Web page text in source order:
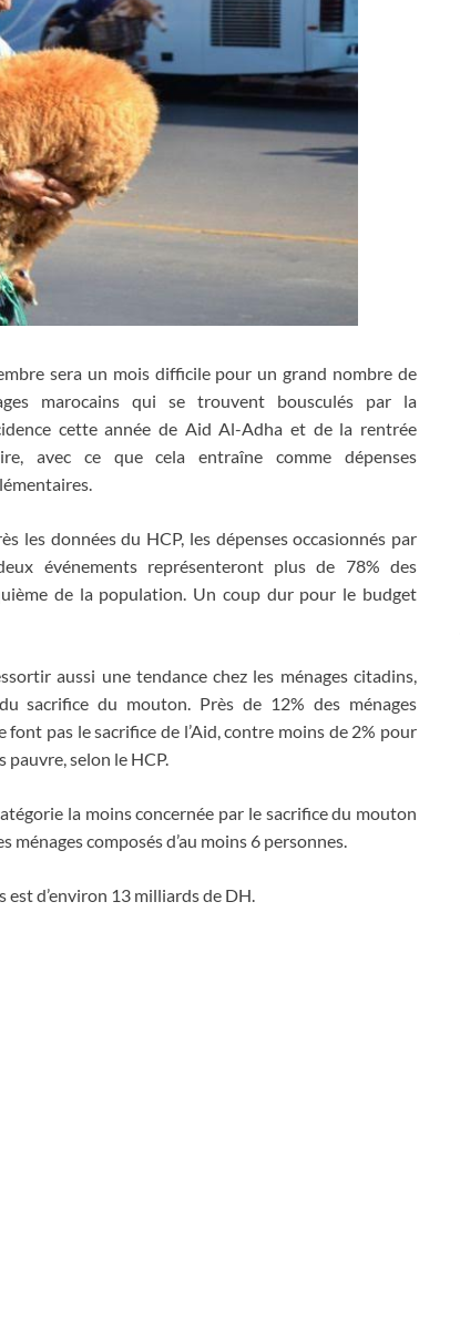
sera un mois difficile pour un grand nombre de
marocains qui se trouvent bousculés par la
cette année de Aid Al-Adha et de la rentrée
avec ce que cela entraîne comme dépenses
les données du HCP, les dépenses occasionnés par
événements représenteront plus de 78% des
de la population. Un coup dur pour le budget
aussi une tendance chez les ménages citadins,
sacrifice du mouton. Près de 12% des ménages
pas le sacrifice de l’Aid, contre moins de 2% pour
pauvre, selon le HCP.
la moins concernée par le sacrifice du mouton
ménages composés d’au moins 6 personnes.
est d’environ 13 milliards de DH.